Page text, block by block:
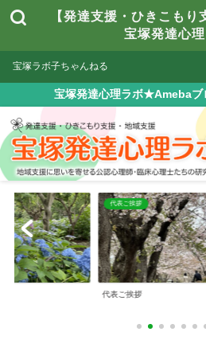
【発達支援・ひきこもり
宝塚発達心
宝塚ラボ子ちゃんねる
宝塚発達心理ラボ★Ameba
代表ご挨拶
代表ご挨拶